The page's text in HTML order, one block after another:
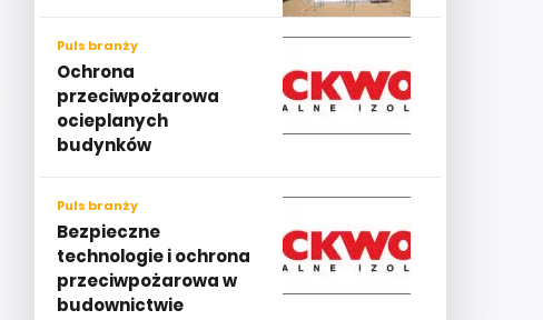
Puls branży
Ochrona
przeciwpożarowa
ocieplanych
budynków
Puls branży
Bezpieczne
technologie i ochrona
przeciwpożarowa w
budownictwie